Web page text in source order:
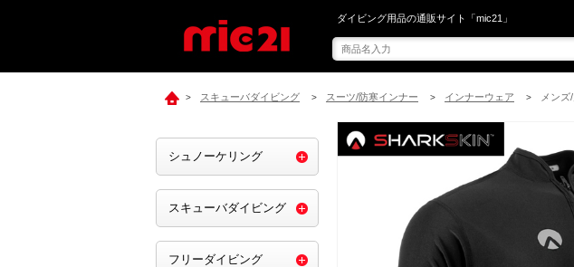
mic21で[ SHARKSKIN ] シャークスキン チルプルー
ダイビング用品の通販サイト「mic21」
> スキューバダイビング > スーツ/防寒インナー > インナーウェア > メンズ
シュノーケリング
スキューバダイビング
フリーダイビング